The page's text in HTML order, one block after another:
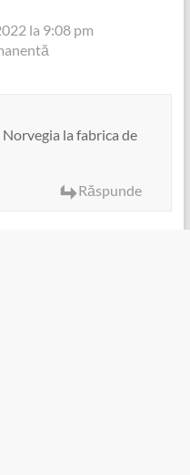
la 9:08 pm
la fabrica de
Răspunde